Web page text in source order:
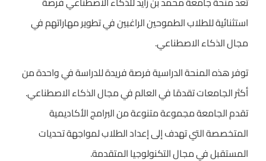
استثنائية للطلاب الطموحين الراغبين في تطوير مهاراتهم في
مجال الذكاء الاصطناعي.
توفر هذه المنحة الدراسية فرصة فريدة للدراسة في واحدة من
أكثر الجامعات تقدمًا في العالم في مجال الذكاء الاصطناعي.
تقدم الجامعة مجموعة متنوعة من البرامج الأكاديمية
المتخصصة التي تهدف إلى إعداد الطلاب لمواجهة تحديات
المستقبل في مجال التكنولوجيا المتقدمة.